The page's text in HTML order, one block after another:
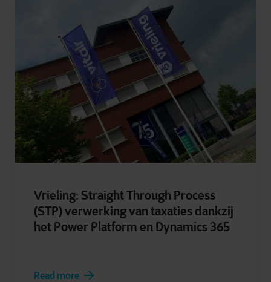
Vrieling: Straight Through Process
(STP) verwerking van taxaties dankzij
het Power Platform en Dynamics 365
Read more